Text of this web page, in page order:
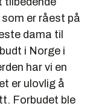
er råest på
dama til
i Norge i
har vi en
er ulovlig å
Forbudet ble